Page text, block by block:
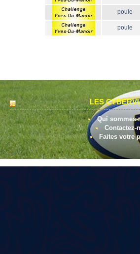
poule
poule
LES
Qui sommes-
Contactez-
Faites votre